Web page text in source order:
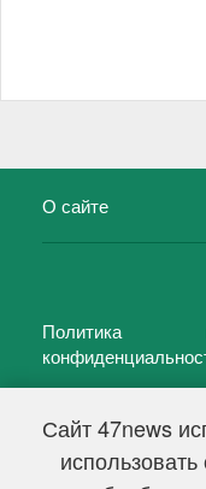
Сайт 47news
О сайте
Политика
47 новостей (47